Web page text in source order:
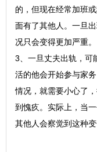
的，但现在经常加班
面有了其他人。一旦
况只会变得更加严重。
3、一旦丈夫出轨，可
活的他会开始参与家
情况，就需要小心了
到愧疚。实际上，当
其他人会察觉到这种变